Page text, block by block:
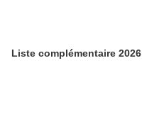
Liste complémentaire 2026